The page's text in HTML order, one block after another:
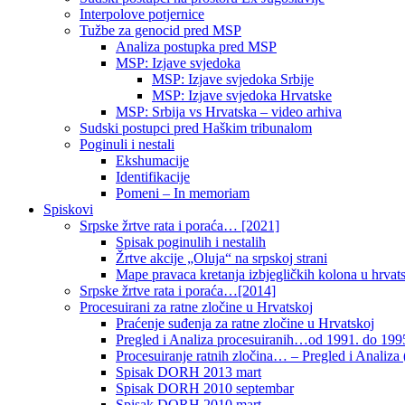
Interpolove potjernice
Tužbe za genocid pred MSP
Analiza postupka pred MSP
MSP: Izjave svjedoka
MSP: Izjave svjedoka Srbije
MSP: Izjave svjedoka Hrvatske
MSP: Srbija vs Hrvatska – video arhiva
Sudski postupci pred Haškim tribunalom
Poginuli i nestali
Ekshumacije
Identifikacije
Pomeni – In memoriam
Spiskovi
Srpske žrtve rata i poraća… [2021]
Spisak poginulih i nestalih
Žrtve akcije „Oluja“ na srpskoj strani
Mape pravaca kretanja izbjegličkih kolona u
Srpske žrtve rata i poraća…[2014]
Procesuirani za ratne zločine u Hrvatskoj
Praćenje suđenja za ratne zločine u Hrvatskoj
Pregled i Analiza procesuiranih…od 1991. do
Procesuiranje ratnih zločina… – Pregled i Analiza
Spisak DORH 2013 mart
Spisak DORH 2010 septembar